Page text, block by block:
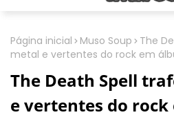
Página inicial Muso Soup
The
metal e vertentes do rock em
The Death Spell
e vertentes do